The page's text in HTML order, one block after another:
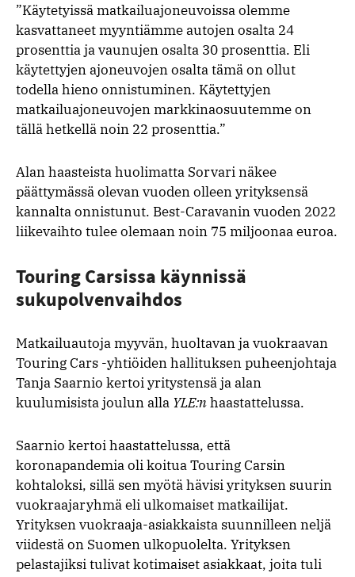
”Käytetyissä matkailuajoneuvoissa olemme
kasvattaneet myyntiämme autojen osalta 24
prosenttia ja vaunujen osalta 30 prosenttia. Eli
käytettyjen ajoneuvojen osalta tämä on ollut
todella hieno onnistuminen. Käytettyjen
matkailuajoneuvojen markkinaosuutemme on
tällä hetkellä noin 22 prosenttia.”
Alan haasteista huolimatta Sorvari näkee
päättymässä olevan vuoden olleen yrityksensä
kannalta onnistunut. Best-Caravanin vuoden 2022
liikevaihto tulee olemaan noin 75 miljoonaa euroa.
Touring Carsissa käynnissä
sukupolvenvaihdos
Matkailuautoja myyvän, huoltavan ja vuokraavan
Touring Cars -yhtiöiden hallituksen puheenjohtaja
Tanja Saarnio kertoi yritystensä ja alan
kuulumisista joulun alla YLE:nhaastattelussa.
Saarnio kertoi haastattelussa, että
koronapandemia oli koitua Touring Carsin
kohtaloksi, sillä sen myötä hävisi yrityksen suurin
vuokraajaryhmä eli ulkomaiset matkailijat.
Yrityksen vuokraaja-asiakkaista suunnilleen neljä
viidestä on Suomen ulkopuolelta. Yrityksen
pelastajiksi tulivat kotimaiset asiakkaat, joita tuli